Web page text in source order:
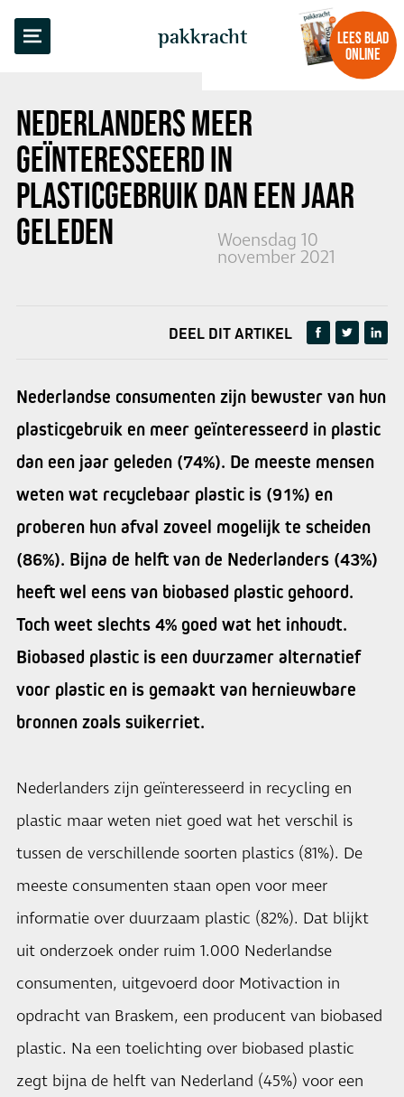
pakkracht
LEES BLAD
ONLINE
NEDERLANDERS MEER
GEÏNTERESSEERD IN
PLASTICGEBRUIK DAN EEN JAAR
GELEDEN
Woensdag 10
november 2021
TERUG NAAR OVERZICHT
DEEL DIT ARTIKEL
Nederlandse consumenten zijn bewuster van hun
plasticgebruik en meer geïnteresseerd in plastic
dan een jaar geleden (74%). De meeste mensen
weten wat recyclebaar plastic is (91%) en
proberen hun afval zoveel mogelijk te scheiden
(86%). Bijna de helft van de Nederlanders (43%)
heeft wel eens van biobased plastic gehoord.
Toch weet slechts 4% goed wat het inhoudt.
Biobased plastic is een duurzamer alternatief
voor plastic en is gemaakt van hernieuwbare
bronnen zoals suikerriet.
Nederlanders zijn geïnteresseerd in recycling en
plastic maar weten niet goed wat het verschil is
tussen de verschillende soorten plastics (81%). De
meeste consumenten staan open voor meer
informatie over duurzaam plastic (82%). Dat blijkt
uit onderzoek onder ruim 1.000 Nederlandse
consumenten, uitgevoerd door Motivaction in
opdracht van Braskem, een producent van biobased
plastic. Na een toelichting over biobased plastic
zegt bijna de helft van Nederland (45%) voor een